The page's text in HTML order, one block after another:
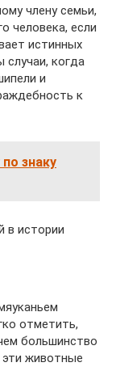
члену семьи,
человека, если
истинных
случаи, когда
и
к
знаку
в истории
отметить,
большинство
животные